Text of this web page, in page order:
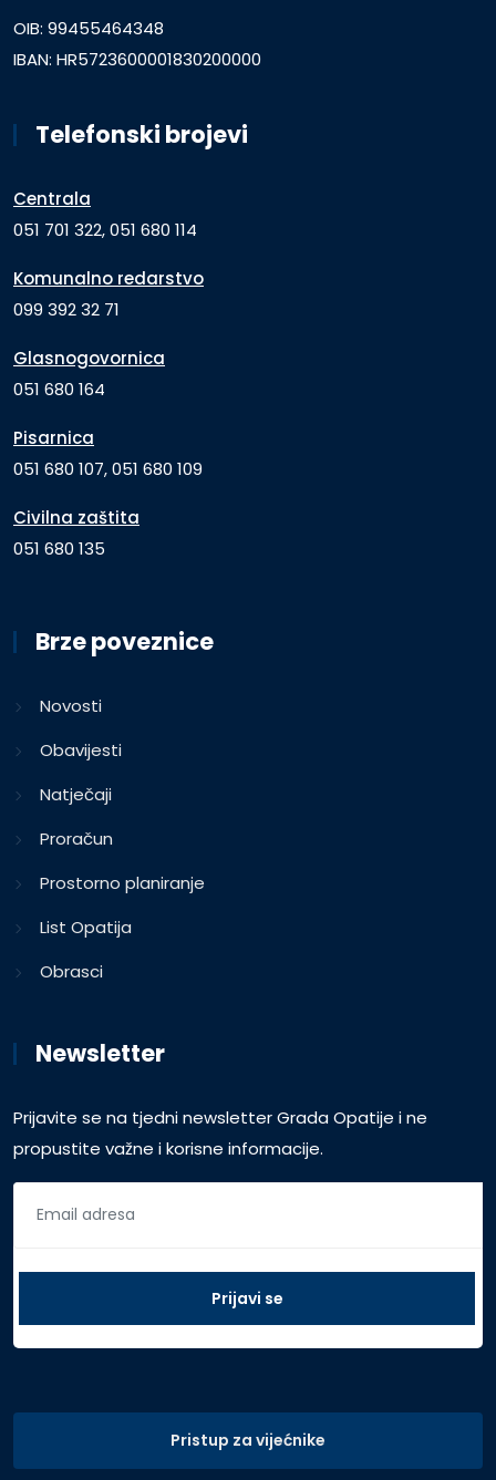
OIB: 99455464348
IBAN: HR5723600001830200000
Telefonski brojevi
Centrala
051 701 322, 051 680 114
Komunalno redarstvo
099 392 32 71
Glasnogovornica
051 680 164
Pisarnica
051 680 107, 051 680 109
Civilna zaštita
051 680 135
Brze poveznice
Novosti
Obavijesti
Natječaji
Proračun
Prostorno planiranje
List Opatija
Obrasci
Newsletter
Prijavite se na tjedni newsletter Grada Opatije i ne
propustite važne i korisne informacije.
Pristup za vijećnike